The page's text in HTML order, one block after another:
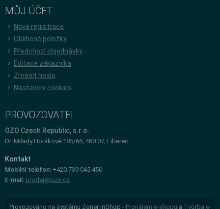
MŮJ ÚČET
Nová registrace
Oblíbené položky
Předchozí objednávky
Editace zákazníka
Změnit heslo
Nastavení cookies
PROVOZOVATEL
OZO Czech Republic, s.r.o.
Dr. Milady Horákové 185/66, 460 07, Liberec
Kontakt
Mobilní telefon: +420 739 045 456
E-mail: prodej@ozo.cz
Provozováno na systému Zoner inShop - Pronájem e-shopu a Tvorba e-